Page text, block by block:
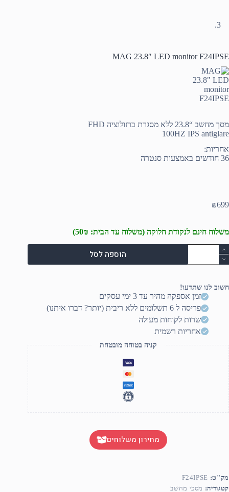
MAG 23.8″ LED monitor F24IPSE
מסך מחשב “23.8 ללא מסגרת ברזולוציה FHD
100HZ IPS antiglare
אחריות:
36 חודשים באמצעות סנטרה
₪699
משלוח חינם לנקודת חלוקה (משלוח עד הבית: 50₪)
כמות
של
MAG
monitor
F24IPSE
הוספה לסל
חשוב לנו שתדעו!
זמן אספקה מהיר עד 3 ימי עסקים
פריסה ל 6 תשלומים ללא ריבית (יותר? דברו איתנו)
שרות לקוחות מעולה
אחריות רשמית
קניה בטוחה מובטחת
מחירון משלוחים
מק"ט: F24IPSE
קטגוריה: מסכי מחשב